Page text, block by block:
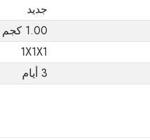
جديد
1.00 كجم
1X1X1
3 أيام